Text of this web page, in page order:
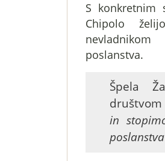
S konkretnim
Chipolo
poslanstva.
Špela
in